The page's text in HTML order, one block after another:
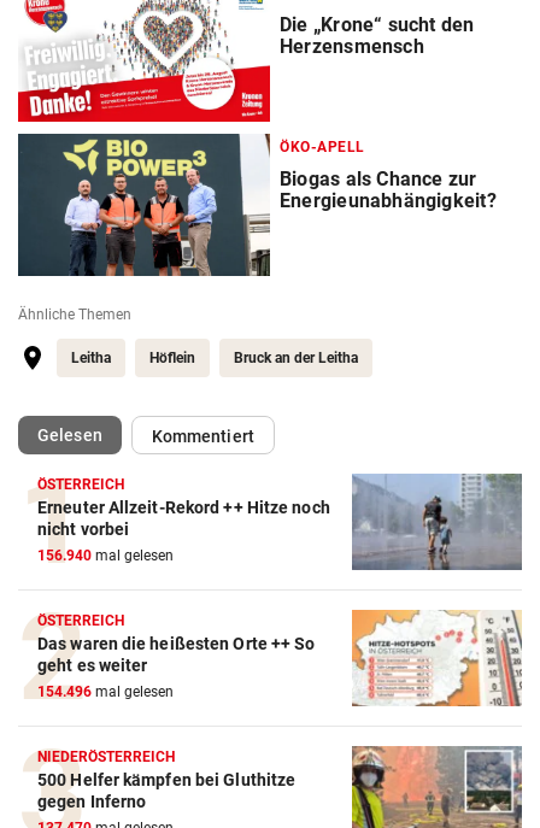
Die „Krone“ sucht den
Herzensmensch
ÖKO-APELL
Biogas als Chance zur
Energieunabhängigkeit?
Ähnliche Themen
Leitha Höflein Bruck an der Leitha
Gelesen(ausgewählt)Kommentiert
ÖSTERREICH
Erneuter Allzeit-Rekord ++ Hitze noch
nicht vorbei
156.940 mal gelesen
ÖSTERREICH
Das waren die heißesten Orte ++ So
geht es weiter
154.496 mal gelesen
NIEDERÖSTERREICH
500 Helfer kämpfen bei Gluthitze
gegen Inferno